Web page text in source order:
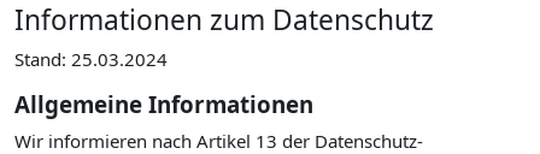
Informationen zum Datenschutz
Stand: 25.03.2024
Allgemeine Informationen
Wir informieren nach Artikel 13 der Datenschutz-